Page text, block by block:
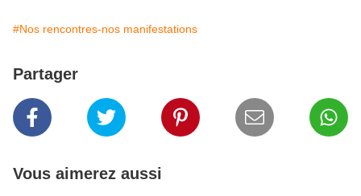
#Nos rencontres-nos manifestations
Partager
Vous aimerez aussi